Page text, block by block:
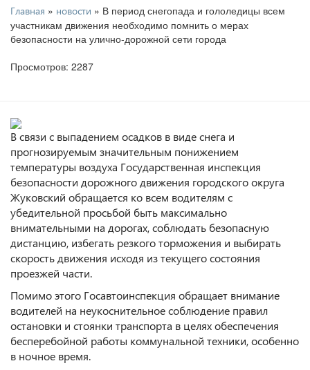
Главная » новости » В период снегопада и гололедицы всем
участникам движения необходимо помнить о мерах
безопасности на улично-дорожной сети города
Просмотров: 2287
В связи с выпадением осадков в виде снега и
прогнозируемым значительным понижением
температуры воздуха Государственная инспекция
безопасности дорожного движения городского округа
Жуковский обращается ко всем водителям с
убедительной просьбой быть максимально
внимательными на дорогах, соблюдать безопасную
дистанцию, избегать резкого торможения и выбирать
скорость движения исходя из текущего состояния
проезжей части.
Помимо этого Госавтоинспекция обращает внимание
водителей на неукоснительное соблюдение правил
остановки и стоянки транспорта в целях обеспечения
бесперебойной работы коммунальной техники, особенно
в ночное время.